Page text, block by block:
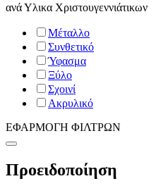
ανάΥλικα Χριστουγεννιάτικων
Μέταλλο
Συνθετικό
Ύφασμα
Ξύλο
Σχοινί
Ακρυλικό
ΕΦΑΡΜΟΓΗ ΦΙΛΤΡΩΝ
Προειδοποίηση